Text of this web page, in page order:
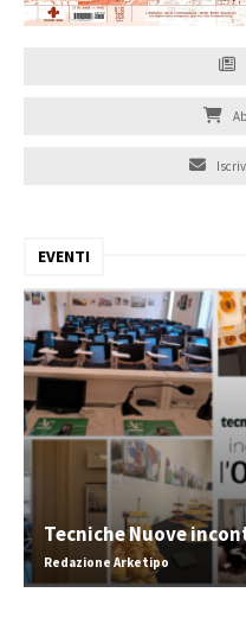
EVENTI
Tecniche Nuove
Redazione Arketipo